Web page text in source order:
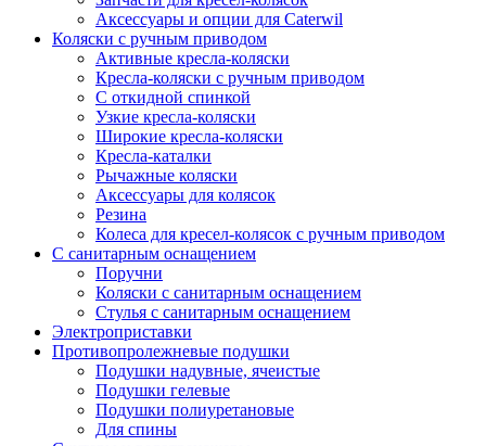
Аксессуары и опции для Caterwil
Коляски с ручным приводом
Активные кресла-коляски
Кресла-коляски с ручным приводом
С откидной спинкой
Узкие кресла-коляски
Широкие кресла-коляски
Кресла-каталки
Рычажные коляски
Аксессуары для колясок
Резина
Колеса для кресел-колясок с ручным приводом
С санитарным оснащением
Поручни
Коляски с санитарным оснащением
Стулья с санитарным оснащением
Электроприставки
Противопролежневые подушки
Подушки надувные, ячеистые
Подушки гелевые
Подушки полиуретановые
Для спины